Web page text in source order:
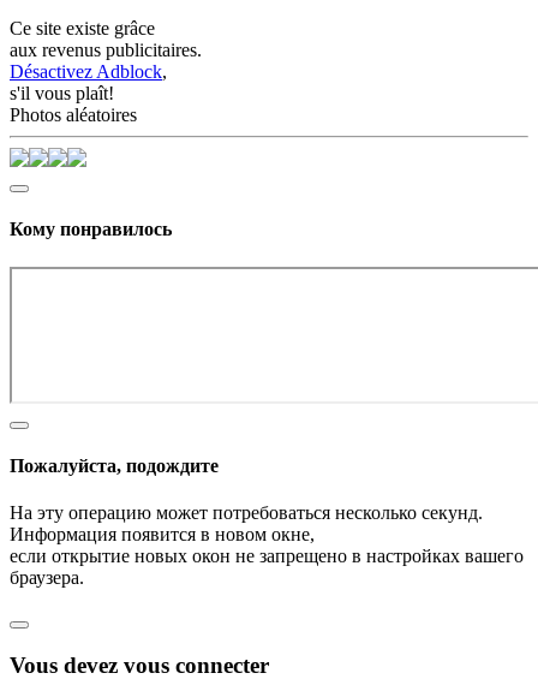
Ce site existe grâce
aux revenus publicitaires.
Désactivez Adblock,
s'il vous plaît!
Photos aléatoires
Кому понравилось
Пожалуйста, подождите
На эту операцию может потребоваться несколько секунд.
Информация появится в новом окне,
если открытие новых окон не запрещено в настройках вашего
браузера.
Vous devez vous connecter